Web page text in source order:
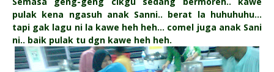
pulak kena ngasuh anak Sanni.. berat la huhuhuhu...
tapi gak lagu ni la kawe heh heh... comel juga anak Sani
ni.. baik pulak tu dgn kawe heh heh.